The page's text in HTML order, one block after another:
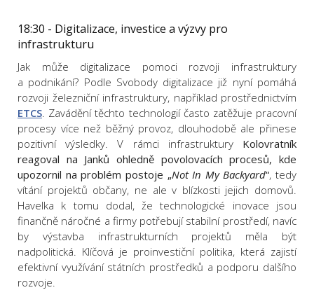
18:30 - Digitalizace, investice a výzvy pro
infrastrukturu
Jak může digitalizace pomoci rozvoji infrastruktury
a podnikání? Podle Svobody digitalizace již nyní pomáhá
rozvoji železniční infrastruktury, například prostřednictvím
ETCS . Zavádění těchto technologií často zatěžuje pracovní
procesy více než běžný provoz, dlouhodobě ale přinese
pozitivní výsledky. V rámci infrastruktury Kolovratník
reagoval na Janků ohledně povolovacích procesů, kde
upozornil na problém postoje „Not In My Backyard“, tedy
vítání projektů občany, ne ale v blízkosti jejich domovů.
Havelka k tomu dodal, že technologické inovace jsou
finančně náročné a firmy potřebují stabilní prostředí, navíc
by výstavba infrastrukturních projektů měla být
nadpolitická. Klíčová je proinvestiční politika, která zajistí
efektivní využívání státních prostředků a podporu dalšího
rozvoje.